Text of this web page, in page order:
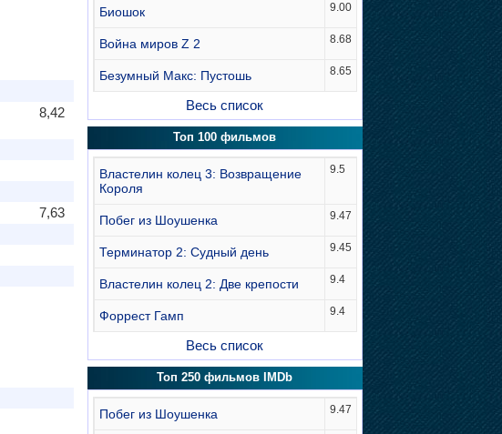
8,42
7,63
Биошок 9.00
Война миров Z 2 8.68
Безумный Макс: Пустошь 8.65
Весь список
Топ 100 фильмов
Властелин колец 3: Возвращение
Короля
9.5
Побег из Шоушенка 9.47
Терминатор 2: Судный день 9.45
Властелин колец 2: Две крепости 9.4
Форрест Гамп 9.4
Весь список
Топ 250 фильмов IMDb
Побег из Шоушенка 9.47